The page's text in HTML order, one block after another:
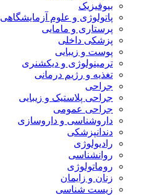
بیوفیزیک
پاتولوژی و علوم آزمایشگاهی
پرستاری و مامایی
پزشکی داخلی
پوست و زیبایی
ترمینولوژی و دیکشنری
تغذیه و رژیم درمانی
جراحی
جراحی پلاستیک و زیبایی
جراحی عمومی
داروشناسی و داروسازی
دندانپزشکی
رادیولوژی
روانشناسی
روماتولوژی
زنان و زایمان
زیست شناسی